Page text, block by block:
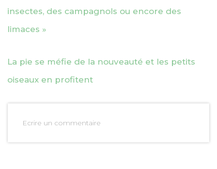
insectes, des campagnols ou encore des
limaces »
La pie se méfie de la nouveauté et les petits
oiseaux en profitent
Ecrire un commentaire